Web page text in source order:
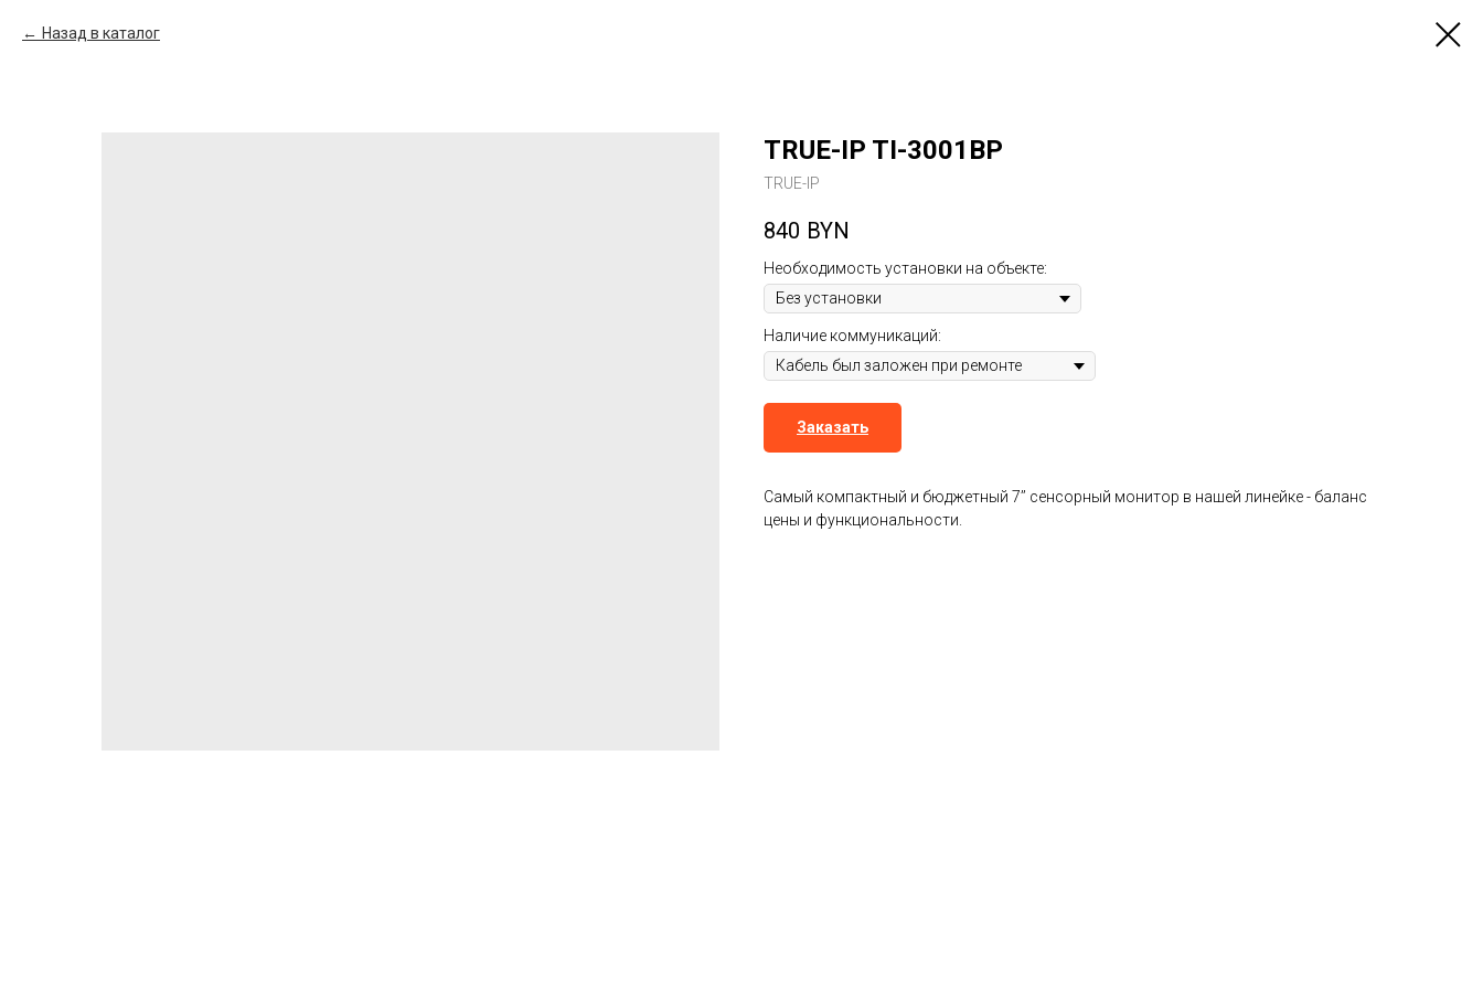
Назад в каталог
TRUE-IP TI-3001BP
TRUE-IP
840 BYN
Необходимость установки на объекте:
Наличие коммуникаций:
Заказать
Cамый компактный и бюджетный 7’’ сенсорный монитор в нашей линейке - баланс
цены и функциональности.